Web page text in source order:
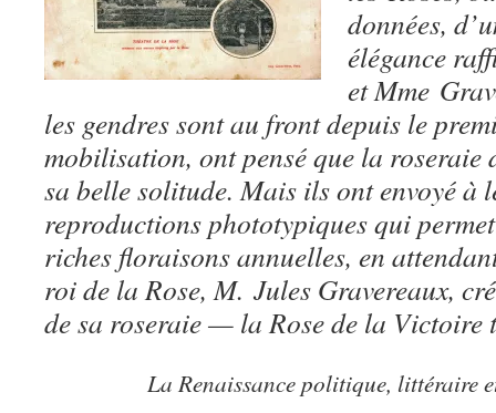
données,
élégance
et Mme
les gendres sont au front depuis le
mobilisation, ont pensé que la roseraie
sa belle solitude. Mais ils ont envoyé à
reproductions phototypiques qui
riches floraisons annuelles, en
roi de la Rose, M. Jules Gravereaux,
de sa roseraie — la Rose de la Victoire
La Renaissance politique, littéraire